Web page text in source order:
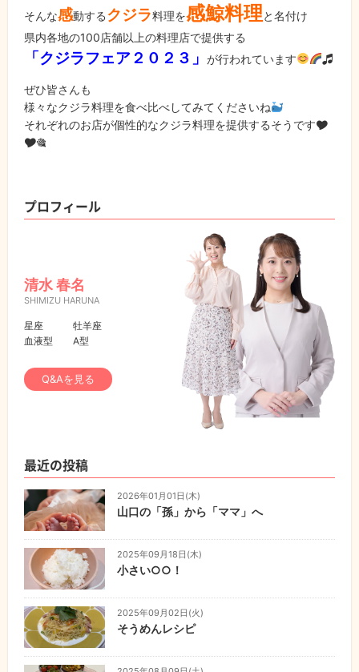
そんな感動するクジラ料理を感鯨料理と名付け
県内各地の100店舗以上の料理店で提供する
「クジラフェア２０２３」 が行われています 🎜
ぜひ皆さんも
様々なクジラ料理を食べ比べしてみてくださいね
それぞれのお店が個性的なクジラ料理を提供するそうです🎔
🎔🎕
プロフィール
清水 春名
SHIMIZU HARUNA
星座
牡羊座
血液型
A型
Q&Aを見る
最近の投稿
2026年01月01日(木)
山口の「孫」から「ママ」へ
2025年09月18日(木)
小さい○○！
2025年09月02日(火)
そうめんレシピ